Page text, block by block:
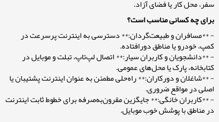
سفر، محل کار یا فضای آزاد.
برای چه کسانی مناسب است؟
- **مسافران و طبیعت‌گردان:** دسترسی به اینترنت پرسرعت در
کمپ، خودرو یا مناطق دورافتاده.
- **دانشجویان و کاربران سیار:** اتصال لپ‌تاپ، تبلت و موبایل در
کتابخانه، پارک یا محل‌های عمومی.
- **شاغلان و دورکاران:** راه‌حلی مطمئن به عنوان اینترنت پشتیبان یا
اصلی در مواقع ضروری.
- **کاربران خانگی:** جایگزین مقرون‌به‌صرفه برای خطوط ثابت اینترنت
در مناطق با پوشش خوب موبایل.